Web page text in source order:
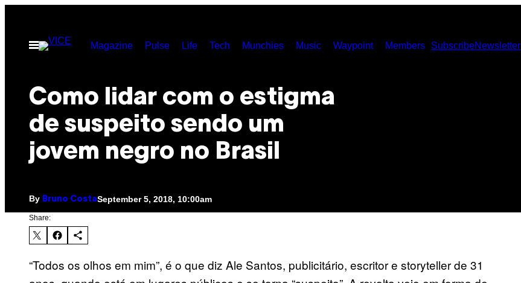
contentOpen
Menu
Magazine Pulse Life Tech Munchies Music Waypoint Members SubscribeNewsletter
Como lidar com o estigma
de suspeito sendo um
jovem negro no Brasil
By Bruno CostaSeptember 5, 2018, 10:00am
Share:
“Todos os olhos em mim”, é o que diz Ale Santos, publicitário, escritor e storyteller de 31